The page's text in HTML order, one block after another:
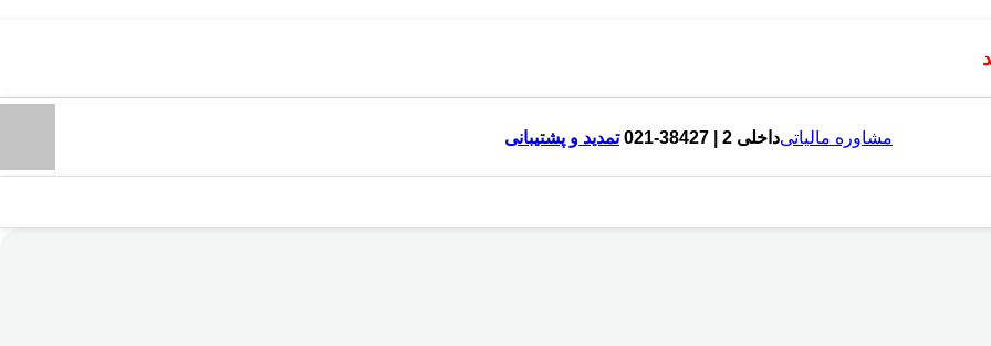
مشاوره مالیاتیداخلی 2 | 38427-021 تمدید و پشتیبانی